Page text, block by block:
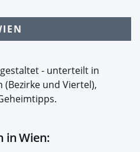
- unterteilt in
und Viertel),
in Wien: